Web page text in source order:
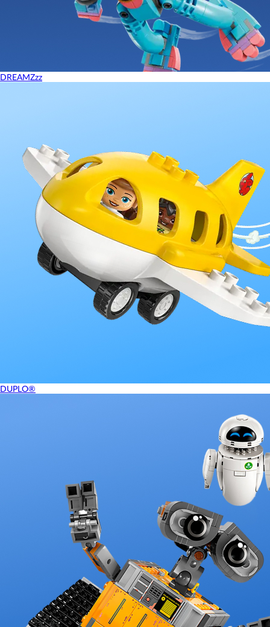
DREAMZzz
DUPLO®